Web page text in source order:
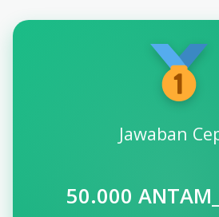
Jawaban
50.000